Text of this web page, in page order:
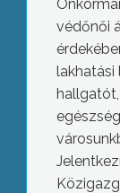
védőnői
lakhatási